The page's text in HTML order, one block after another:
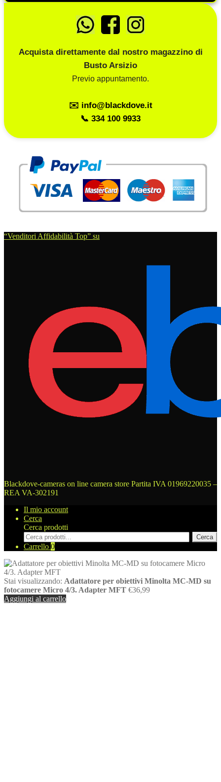
Acquista direttamente dal nostro magazzino di
Busto Arsizio
Previo appuntamento.
✉️ info@blackdove.it
📞 334 100 9933
“Venditori Affidabilità Top” su
Blackdove-cameras on line camera store Partita IVA 01969220035 –
REA VA-302191
Il mio account
Cerca
Cerca prodotti
Cerca
Carrello 0
Stai visualizzando: Adattatore per obiettivi Minolta MC-MD su
fotocamere Micro 4/3. Adapter MFT €36,99
Aggiungi al carrello